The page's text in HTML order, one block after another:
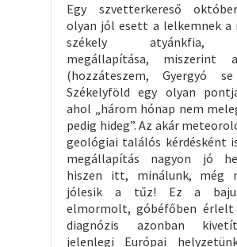
Egy szvetterkereső
olyan jól esett a lelkemnek a
székely atyánkfia,
megállapítása, miszerint
(hozzáteszem, Gyergyó
Székelyföld egy olyan
ahol „három hónap nem
pedig hideg”. Az akár
geológiai találós kérdésként
megállapítás nagyon jó
hiszen itt, minálunk, még
jólesik a tűz! Ez a
elmormolt, góbéfőben érlelt
diagnózis azonban
jelenlegi Európai